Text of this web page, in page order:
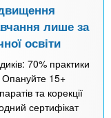
лише за
освіти
70% практики
Опануйте 15+
та корекції
сертифікат